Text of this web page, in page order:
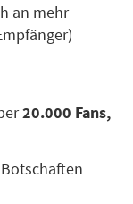
an mehr
20.000 Fans,